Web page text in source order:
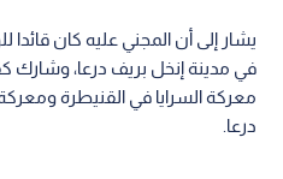
يشار إلى أن المجني عليه كان قائدا
في مدينة إنخل بريف درعا، وشارك
معركة السرايا في القنيطرة
درعا.